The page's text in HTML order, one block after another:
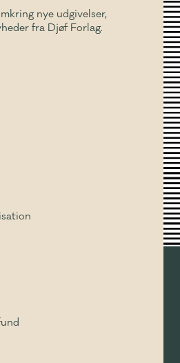
nye udgivelser,
fra Djøf Forlag.